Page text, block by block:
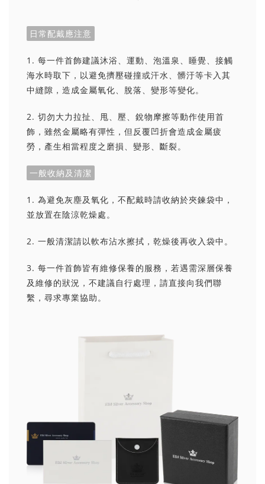
日常配戴應注意
1. 每一件首飾建議沐浴、運動、泡溫泉、睡覺、接觸
海水時取下，以避免擠壓碰撞或汗水、髒汙等卡入其
中縫隙，造成金屬氧化、脫落、變形等變化。
2. 切勿大力拉扯、甩、壓、銳物摩擦等動作使用首
飾，雖然金屬略有彈性，但反覆凹折會造成金屬疲
勞，產生相當程度之磨損、變形、斷裂。
一般收納及清潔
1. 為避免灰塵及氧化，不配戴時請收納於夾鍊袋中，
並放置在陰涼乾燥處。
2. 一般清潔請以軟布沾水擦拭，乾燥後再收入袋中。
3. 每一件首飾皆有維修保養的服務，若遇需深層保養
及維修的狀況，不建議自行處理，請直接向我們聯
繫，尋求專業協助。